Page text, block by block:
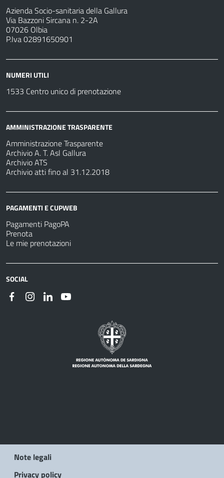
Azienda Socio-sanitaria della Gallura
Via Bazzoni Sircana n. 2-2A
07026 Olbia
P.Iva 02891650901
NUMERI UTILI
1533 Centro unico di prenotazione
AMMINISTRAZIONE TRASPARENTE
Amministrazione Trasparente
Archivio A. T. Asl Gallura
Archivio ATS
Archivio atti fino al 31.12.2018
PAGAMENTI E CUPWEB
Pagamenti PagoPA
Prenota
Le mie prenotazioni
SOCIAL
Note legali
Privacy policy